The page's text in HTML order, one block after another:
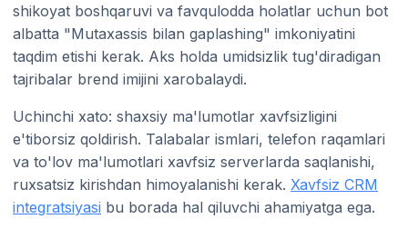
shikoyat boshqaruvi va favqulodda holatlar uchun bot
albatta "Mutaxassis bilan gaplashing" imkoniyatini
taqdim etishi kerak. Aks holda umidsizlik tug'diradigan
tajribalar brend imijini xarobalaydi.
Uchinchi xato: shaxsiy ma'lumotlar xavfsizligini
e'tiborsiz qoldirish. Talabalar ismlari, telefon raqamlari
va to'lov ma'lumotlari xavfsiz serverlarda saqlanishi,
ruxsatsiz kirishdan himoyalanishi kerak. Xavfsiz CRM
integratsiyasi bu borada hal qiluvchi ahamiyatga ega.